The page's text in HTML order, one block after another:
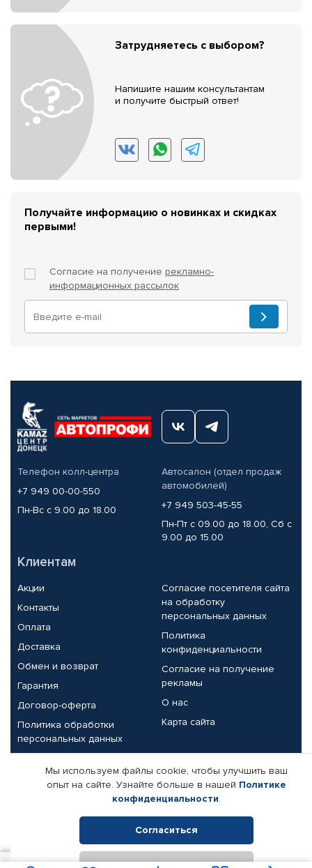
Затрудняетесь с выбором?
Напишите нашим консультантам
и получите быстрый ответ!
Получайте информацию о новинках и скидках
первыми!
Согласие на получение рекламно-
информационных рассылок
Телефон колл-центра
+7 949 00-00-550
Пн-Вс с 9.00 до 18.00
Автосалон (отдел продаж
автомобилей)
+7 949 503-45-55
Пн-Пт с 09.00 до 18.00, Сб с
9.00 до 15.00
Клиентам
Акции
Контакты
Оплата
Доставка
Обмен и возврат
Гарантия
Договор-оферта
Политика обработки
персональных данных
Согласие посетителя сайта
на обработку
персональных данных
Политика
конфиденциальности
Согласие на получение
рекламы
О нас
Карта сайта
Партнерам
Корпоративным клиентам
Поставщикам
Реквизиты компании
Мы используем файлы cookie, чтобы улучшить ваш
опыт на сайте. Узнайте больше в нашей Политике
конфиденциальности.
Согласиться
Отклонить